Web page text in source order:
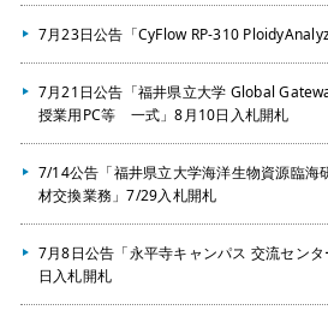
7月23日公告「CyFlow RP-310
7月21日公告「福井県立大学 Global
授業用PC等 一式」8月10日入札開札
7/14公告「福井県立大学海洋生物資源臨海
材交換業務」7/29入札開札
7月8日公告「永平寺キャンパス 交流セン
日入札開札